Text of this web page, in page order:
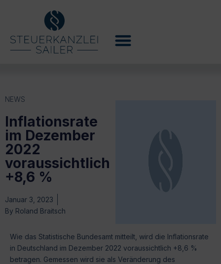
NEWS
Inflationsrate
im Dezember
2022
voraussichtlich
+8,6 %
Januar 3, 2023
By Roland Braitsch
Wie das Statistische Bundesamt mitteilt, wird die Inflationsrate
in Deutschland im Dezember 2022 voraussichtlich +8,6 %
betragen. Gemessen wird sie als Veränderung des